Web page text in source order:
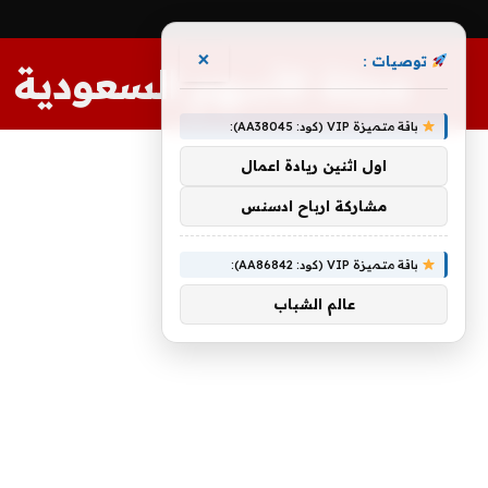
مجلة الأسهم السعودية
توصيات : ×
باقة متميزة VIP (كود: AA38045):
اول اثنين ريادة اعمال
مشاركة ارباح ادسنس
باقة متميزة VIP (كود: AA86842):
عالم الشباب